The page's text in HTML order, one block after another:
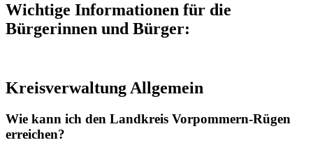
Wichtige Informationen für die
Bürgerinnen und Bürger:
Kreisverwaltung Allgemein
Wie kann ich den Landkreis Vorpommern-Rügen
erreichen?